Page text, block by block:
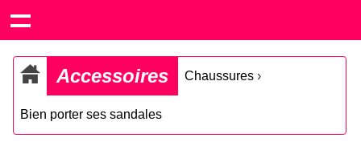
Accessoires Chaussures ›
Bien porter ses sandales